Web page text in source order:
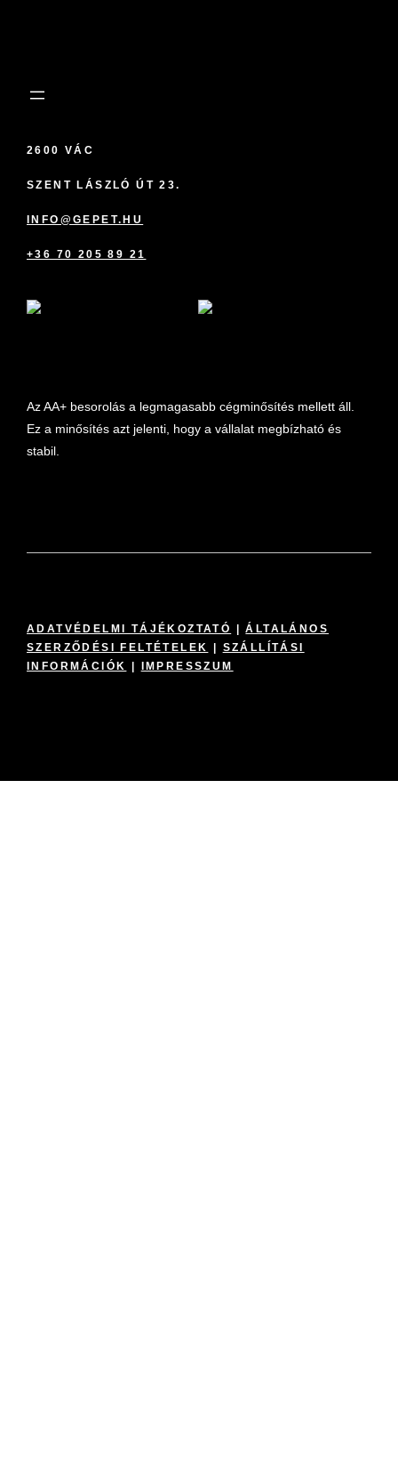
2600 VÁC
SZENT LÁSZLÓ ÚT 23.
INFO@GEPET.HU
+36 70 205 89 21
Az AA+ besorolás a legmagasabb cégminősítés mellett áll.
Ez a minősítés azt jelenti, hogy a vállalat megbízható és
stabil.
ADATVÉDELMI TÁJÉKOZTATÓ |ÁLTALÁNOS
SZERZŐDÉSI FELTÉTELEK
SZÁLLÍTÁSI
INFORMÁCIÓK
IMPRESSZUM